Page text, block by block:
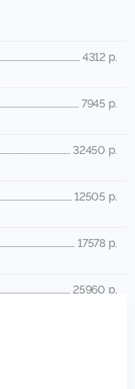
4312 р.
7945 р.
32450 р.
12505 р.
17578 р.
25960 р.